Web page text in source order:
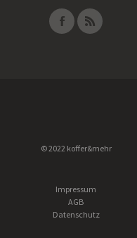
© 2022 koffer&mehr
Impressum
AGB
Datenschutz